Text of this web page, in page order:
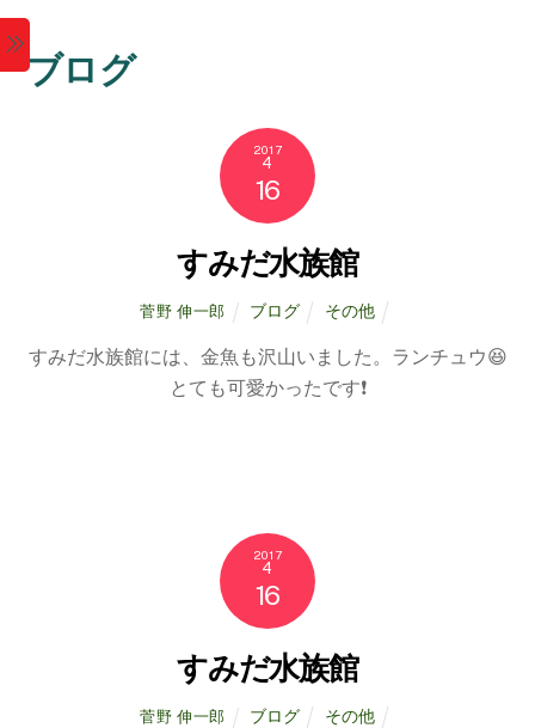
ブログ
2017
4
16
すみだ水族館
菅野 伸一郎 ブログ その他
すみだ水族館には、金魚も沢山いました。ランチュウ😆
とても可愛かったです❗
2017
4
16
すみだ水族館
菅野 伸一郎 ブログ その他